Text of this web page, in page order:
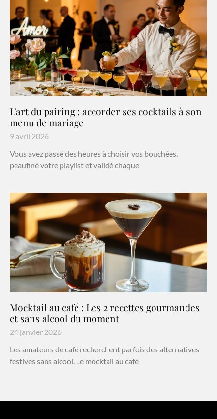
L’art du pairing : accorder ses cocktails à son
menu de mariage
9 avril 2026
Vous avez passé des heures à choisir vos bouchées,
peaufiné votre playlist et validé chaque
Mocktail au café : Les 2 recettes gourmandes
et sans alcool du moment
24 janvier 2026
Les amateurs de café recherchent parfois des alternatives
festives sans alcool. Le mocktail au café